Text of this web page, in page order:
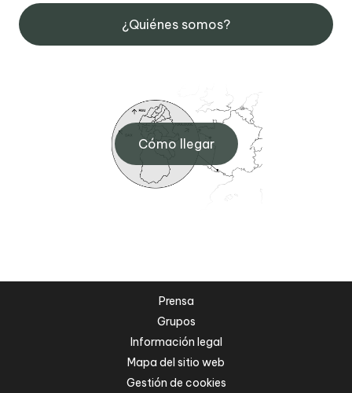
¿Quiénes somos?
Cómo llegar
Prensa
Grupos
Información legal
Mapa del sitio web
Gestión de cookies